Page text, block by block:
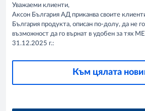
Уважаеми клиенти,
Аксон България АД приканва своите
България продуктa, описан по-долу, да не
възможност да гo върнат в удобен за тях
31.12.2025 г.:
Към цялата